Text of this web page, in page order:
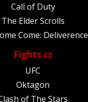
Call of Duty
The Elder Scrolls
Come: Deliverence
Fights.cz
UFC
Oktagon
of The Stars